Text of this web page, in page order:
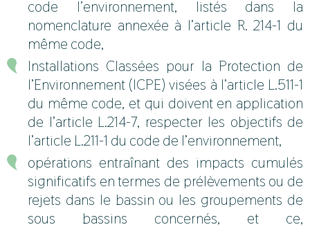
code l’environnement, listés dans la
nomenclature annexée à l’article R. 214-1 du
même code,
Installations Classées pour la Protection de
l’Environnement (ICPE) visées à l’article L.511-1
du même code, et qui doivent en application
de l’article L.214-7, respecter les objectifs de
l’article L.211-1 du code de l’environnement,
opérations entraînant des impacts cumulés
significatifs en termes de prélèvements ou de
rejets dans le bassin ou les groupements de
sous bassins concernés, et ce,